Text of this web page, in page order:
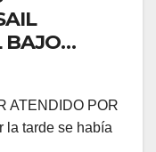
BAJO
UNA
ATENDIDO POR
la tarde se había